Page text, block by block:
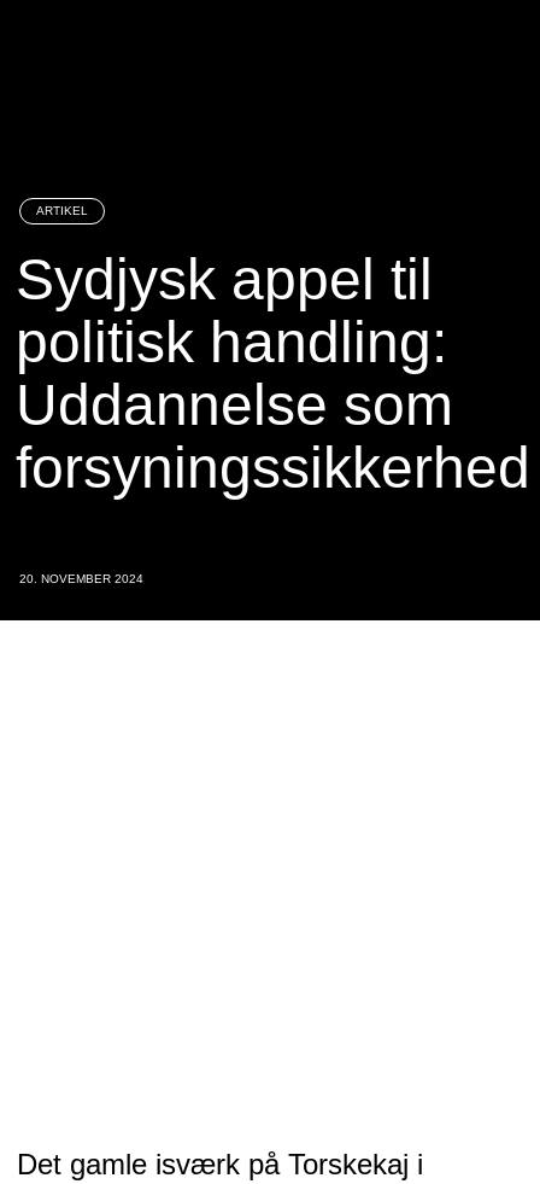
ARTIKEL
Sydjysk appel til
politisk handling:
Uddannelse som
forsyningssikkerhed
20. NOVEMBER 2024
Det gamle isværk på Torskekaj i